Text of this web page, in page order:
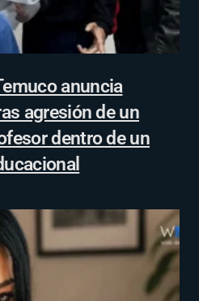
anuncia
agresión de un
dentro de un